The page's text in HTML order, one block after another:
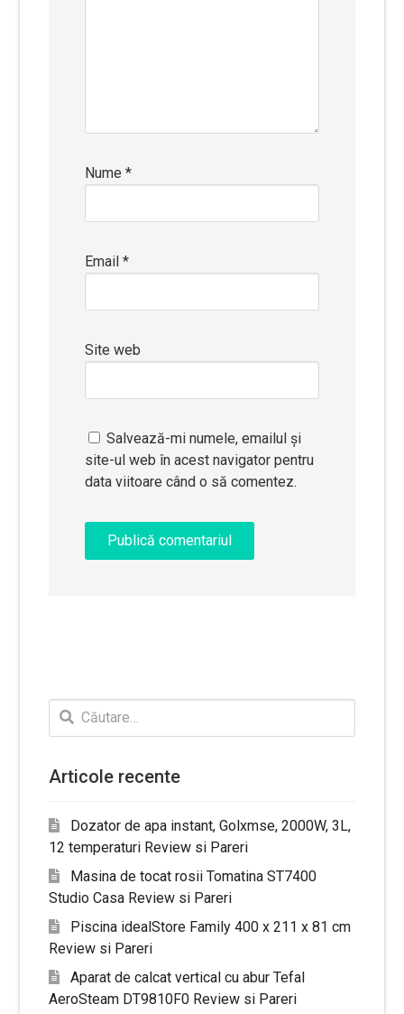
Nume*
Email*
Site web
Salvează-mi numele, emailul și
site-ul web în acest navigator pentru
data viitoare când o să comentez.
Caută
după:
Articole recente
Dozator de apa instant, Golxmse, 2000W, 3L,
12 temperaturi Review si Pareri
Masina de tocat rosii Tomatina ST7400
Studio Casa Review si Pareri
Piscina idealStore Family 400 x 211 x 81 cm
Review si Pareri
Aparat de calcat vertical cu abur Tefal
AeroSteam DT9810F0 Review si Pareri